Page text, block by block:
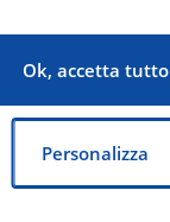
Ok, accetta tutto
Personalizza